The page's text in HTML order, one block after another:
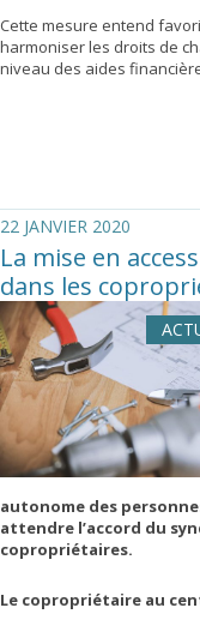
Cette mesure entend
harmoniser les droits de
niveau des aides
22 JANVIER 2020
La mise en
dans les
autonome des
attendre l’accord du
copropriétaires.
Le copropriétaire au